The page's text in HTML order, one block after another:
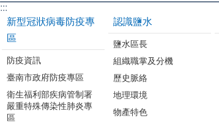
:::
新型冠狀病毒防疫專
區
防疫資訊
臺南市政府防疫專區
衛生福利部疾病管制署
嚴重特殊傳染性肺炎專
區
認識鹽水
鹽水區長
組織職掌及分機
歷史脈絡
地理環境
物產特色